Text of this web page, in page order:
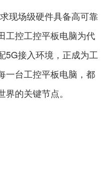
场级硬件具备高可靠
工控工控平板电脑为代
5G接入环境，正成为工
一台工控平板电脑，都
的关键节点。